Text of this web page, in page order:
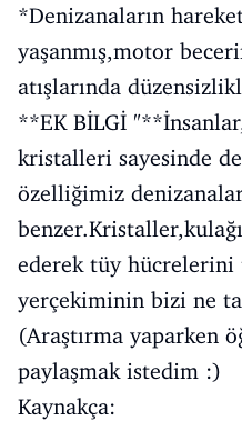
*Denizanaların
yaşanmış,motor
atışlarında
**EK BİLGİ
kristalleri sayesinde
özelliğimiz
ederek tüy hücrelerini
yerçekiminin bizi ne
(Araştırma yaparken
paylaşmak istedim :)
Kaynakça: